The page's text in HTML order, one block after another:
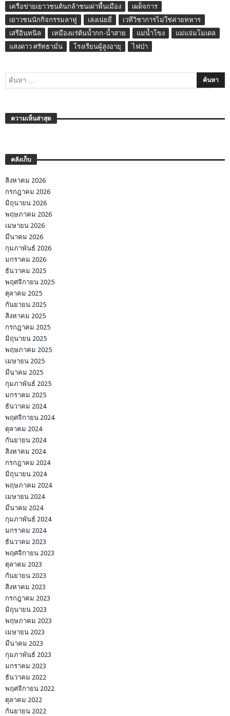
เครือข่ายเยาวชนต้นกล้าชนเผ่าพื้นเมือง
เผด็จการ
เยาวชนนักกิจกรรมลาหู่
เล่งเน่ยยี่
เวทีวิชาการไม่ใช่ค่ายทหาร
เสรีอินทนิล
เหมืองแร่ต้นน้ำกก-น้ำสาย แม่น้ำโขง
แม่แจ่มโมเดล
แสงดาว ศรัทธามั่น
โรงเรียนผู้สูงอายุ ไฟป่า
ความเห็นล่าสุด
คลังเก็บ
สิงหาคม 2026
กรกฎาคม 2026
มิถุนายน 2026
พฤษภาคม 2026
เมษายน 2026
มีนาคม 2026
กุมภาพันธ์ 2026
มกราคม 2026
ธันวาคม 2025
พฤศจิกายน 2025
ตุลาคม 2025
กันยายน 2025
สิงหาคม 2025
กรกฎาคม 2025
มิถุนายน 2025
พฤษภาคม 2025
เมษายน 2025
มีนาคม 2025
กุมภาพันธ์ 2025
มกราคม 2025
ธันวาคม 2024
พฤศจิกายน 2024
ตุลาคม 2024
กันยายน 2024
สิงหาคม 2024
กรกฎาคม 2024
มิถุนายน 2024
พฤษภาคม 2024
เมษายน 2024
มีนาคม 2024
กุมภาพันธ์ 2024
มกราคม 2024
ธันวาคม 2023
พฤศจิกายน 2023
ตุลาคม 2023
กันยายน 2023
สิงหาคม 2023
กรกฎาคม 2023
มิถุนายน 2023
พฤษภาคม 2023
เมษายน 2023
มีนาคม 2023
กุมภาพันธ์ 2023
มกราคม 2023
ธันวาคม 2022
พฤศจิกายน 2022
ตุลาคม 2022
กันยายน 2022